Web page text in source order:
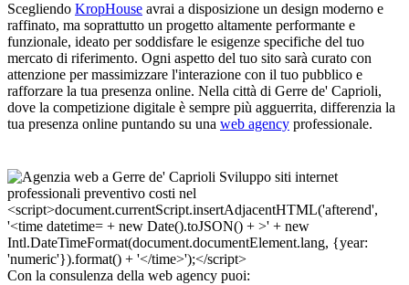
Scegliendo KropHouse avrai a disposizione un design moderno e
raffinato, ma soprattutto un progetto altamente performante e
funzionale, ideato per soddisfare le esigenze specifiche del tuo
mercato di riferimento. Ogni aspetto del tuo sito sarà curato con
attenzione per massimizzare l'interazione con il tuo pubblico e
rafforzare la tua presenza online. Nella città di Gerre de' Caprioli,
dove la competizione digitale è sempre più agguerrita, differenzia la
tua presenza online puntando su una web agency professionale.
Con la consulenza della web agency puoi: